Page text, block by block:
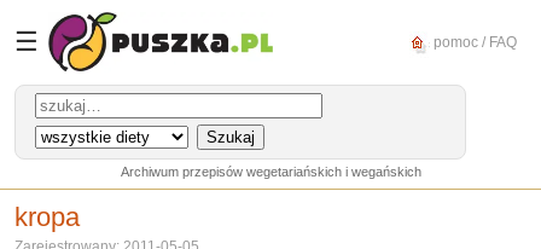
☰ pomoc / FAQ
Archiwum przepisów wegetariańskich i wegańskich
kropa